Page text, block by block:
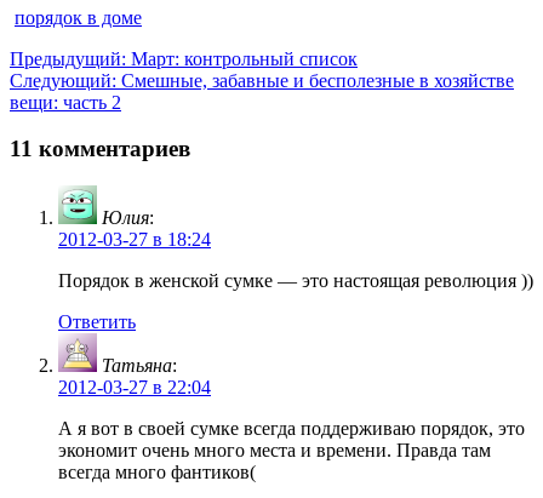
порядок в доме
Навигация
по
Предыдущий: Предыдущая
запись:
Март: контрольный список
Следующий: Следующая
Смешные, забавные и бесполезные в хозяйстве
вещи: часть 2
11 комментариев
Юлия:
2012-03-27 в 18:24
Порядок в женской сумке — это настоящая революция ))
Ответить
Татьяна:
2012-03-27 в 22:04
А я вот в своей сумке всегда поддерживаю порядок, это
экономит очень много места и времени. Правда там
всегда много фантиков(